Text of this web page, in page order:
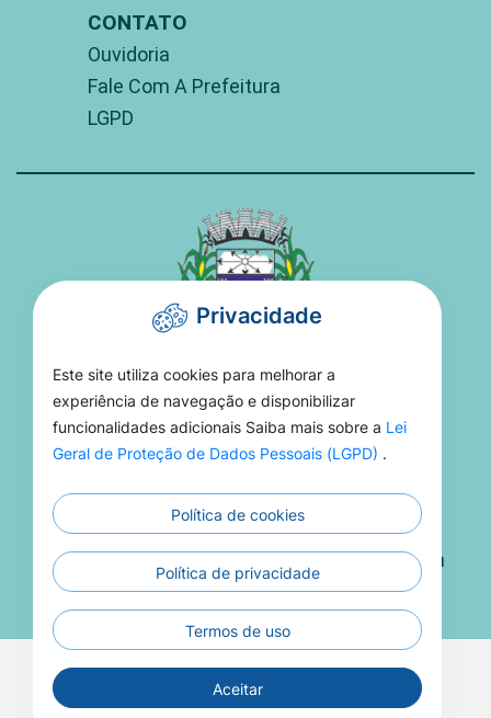
CONTATO
Ouvidoria
Fale Com A Prefeitura
LGPD
PREFEITURA DE TORIXORÉU
Rua 15 De Novembro, 16 - Setor Aeroporto -
(66) 3406-1021
Atendimento De Segunda A Sexta 08h Às 13h
Todos os Direitos Reservados a Prefeitura de
Torixoréu
Privacidade
Este site utiliza cookies para melhorar a
experiência de navegação e disponibilizar
funcionalidades adicionais Saiba mais sobre a Lei
Geral de Proteção de Dados Pessoais (LGPD) .
Política de cookies
Política de privacidade
Termos de uso
Aceitar